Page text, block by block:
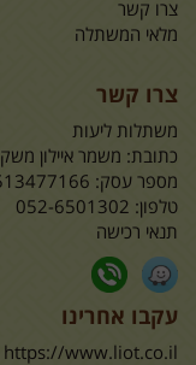
צרו קשר
מלאי המשתלה
צרו קשר
משתלות ליעות
כתובת: משמר איילון משק 40
מספר עסק: 513477166
טלפון: 052-6501302
תנאי רכישה
עקבו אחרינו
https://www.liot.co.il